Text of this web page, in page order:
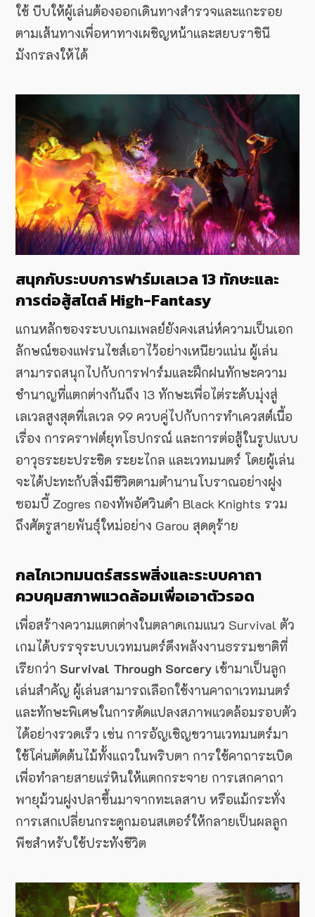
ใช้ บีบให้ผู้เล่นต้องออกเดินทางสำรวจและแกะรอย
ตามเส้นทางเพื่อหาทางเผชิญหน้าและสยบราชินี
มังกรลงให้ได้
สนุกกับระบบการฟาร์มเลเวล 13 ทักษะและ
การต่อสู้สไตล์ High-Fantasy
แกนหลักของระบบเกมเพลย์ยังคงเสน่ห์ความเป็นเอก
ลักษณ์ของแฟรนไชส์เอาไว้อย่างเหนียวแน่น ผู้เล่น
สามารถสนุกไปกับการฟาร์มและฝึกฝนทักษะความ
ชำนาญที่แตกต่างกันถึง 13 ทักษะเพื่อไต่ระดับมุ่งสู่
เลเวลสูงสุดที่เลเวล 99 ควบคู่ไปกับการทำเควสต์เนื้อ
เรื่อง การคราฟต์ยุทโธปกรณ์ และการต่อสู้ในรูปแบบ
อาวุธระยะประชิด ระยะไกล และเวทมนตร์ โดยผู้เล่น
จะได้ปะทะกับสิ่งมีชีวิตตามตำนานโบราณอย่างฝูง
ซอมบี้ Zogres กองทัพอัศวินดำ Black Knights รวม
ถึงศัตรูสายพันธุ์ใหม่อย่าง Garou สุดดุร้าย
กลไกเวทมนตร์สรรพสิ่งและระบบคาถา
ควบคุมสภาพแวดล้อมเพื่อเอาตัวรอด
เพื่อสร้างความแตกต่างในตลาดเกมแนว Survival ตัว
เกมได้บรรจุระบบเวทมนตร์ดึงพลังงานธรรมชาติที่
เรียกว่า Survival Through Sorcery เข้ามาเป็นลูก
เล่นสำคัญ ผู้เล่นสามารถเลือกใช้งานคาถาเวทมนตร์
และทักษะพิเศษในการดัดแปลงสภาพแวดล้อมรอบตัว
ได้อย่างรวดเร็ว เช่น การอัญเชิญขวานเวทมนตร์มา
ใช้โค่นตัดต้นไม้ทั้งแถวในพริบตา การใช้คาถาระเบิด
เพื่อทำลายสายแร่หินให้แตกกระจาย การเสกคาถา
พายุม้วนฝูงปลาขึ้นมาจากทะเลสาบ หรือแม้กระทั่ง
การเสกเปลี่ยนกระดูกมอนสเตอร์ให้กลายเป็นผลลูก
พีชสำหรับใช้ประทังชีวิต